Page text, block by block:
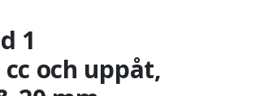
1
och uppåt,